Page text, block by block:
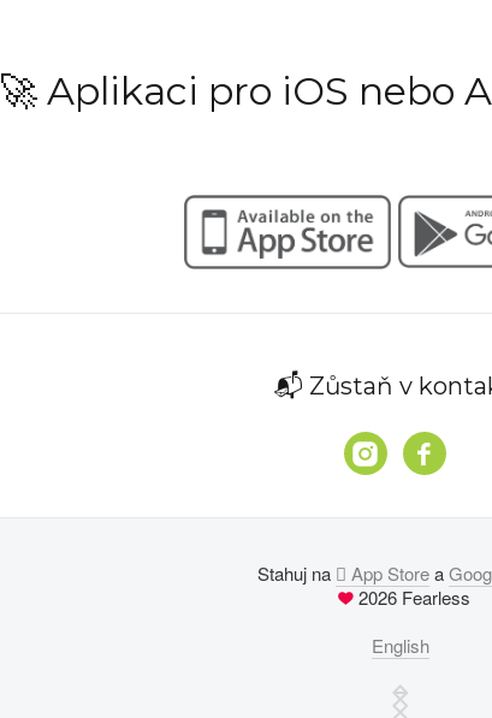
🚀 Aplikaci pro iOS nebo
📬 Zůstaň v
Stahuj na  App Storea
2026 Fearless
English